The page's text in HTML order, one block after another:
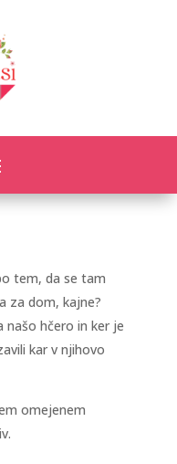
tem, da se tam
za dom, kajne?
našo hčero in ker je
kar v njihovo
omejenem